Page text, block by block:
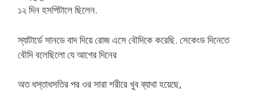
১২ দিন হসপিটালে ছিলেন.
স্যাটার্ডে সানডে বাদ দিয়ে রোজ এসে বৌদিকে করেছি. সেকেংড দিনেতে
বৌদি বলেছিলো যে আগের দিনের
অত ধস্তাধসতির পর ওর সারা শরীরে খুব ব্যাথা হয়েছে,